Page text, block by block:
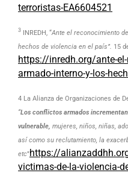
terroristas-EA6604521
3 INREDH, “Ante el reconocimiento
hechos de violencia en el país”. 15
https://inredh.org/ante-
armado-interno-y-los-
4 La Alianza de Organizaciones de
“Los conflictos armados
vulnerable, mujeres, niños, niñas,
así como su reclutamiento, la
etc”https://
victimas-de-la-violencia-